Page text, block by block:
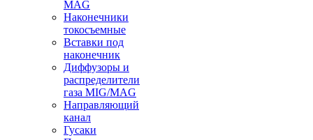
MAG
Наконечники
токосъемные
Вставки под
наконечник
Диффузоры и
распределители
газа MIG/MAG
Направляющий
канал
Гусаки